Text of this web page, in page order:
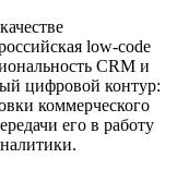
low-code
CRM и
цифровой контур:
коммерческого
его в работу